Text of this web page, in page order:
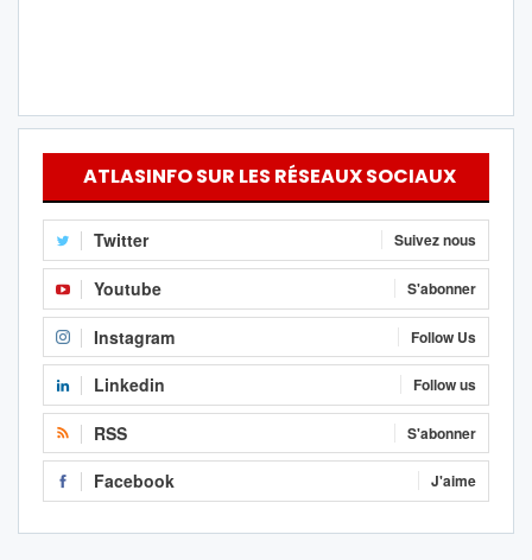
ATLASINFO SUR LES RÉSEAUX SOCIAUX
Twitter Suivez nous
Youtube S'abonner
Instagram Follow Us
Linkedin Follow us
RSS S'abonner
Facebook J'aime